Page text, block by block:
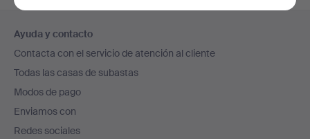
en
el
pie
de
página
Ayuda y contacto
Contacta con el servicio de atención al cliente
Todas las casas de subastas
Modos de pago
Enviamos con
Redes sociales